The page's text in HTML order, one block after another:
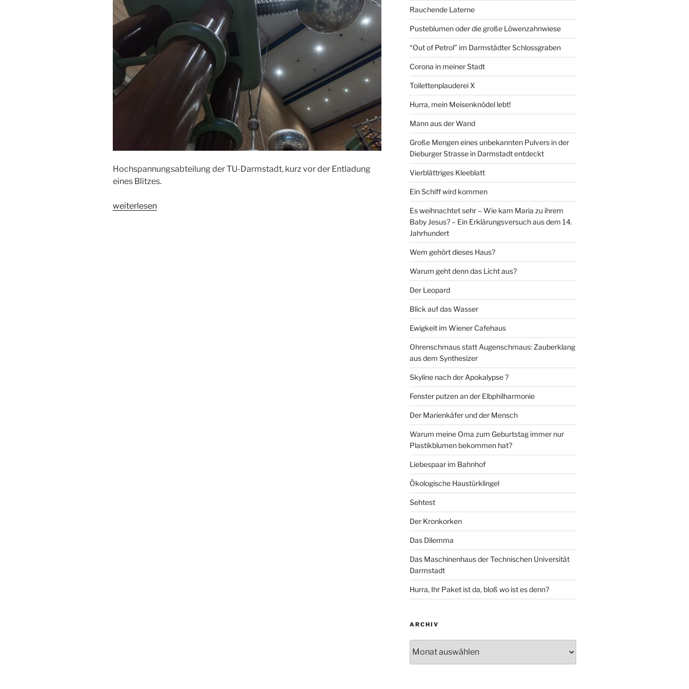
Hochspannungsabteilung der TU-Darmstadt, kurz vor der Entladung
eines Blitzes.
„Hochspannung
weiterlesen
Rauchende Laterne
Pusteblumen oder die große Löwenzahnwiese
“Out of Petrol” im Darmstädter Schlossgraben
Corona in meiner Stadt
Toilettenplauderei X
Hurra, mein Meisenknödel lebt!
Mann aus der Wand
Große Mengen eines unbekannten Pulvers in der
Dieburger Strasse in Darmstadt entdeckt
Vierblättriges Kleeblatt
Ein Schiff wird kommen
Es weihnachtet sehr – Wie kam Maria zu ihrem
Baby Jesus? – Ein Erklärungsversuch aus dem 14.
Jahrhundert
Wem gehört dieses Haus?
Warum geht denn das Licht aus?
Der Leopard
Blick auf das Wasser
Ewigkeit im Wiener Cafehaus
Ohrenschmaus statt Augenschmaus: Zauberklang
aus dem Synthesizer
Skyline nach der Apokalypse ?
Fenster putzen an der Elbphilharmonie
Der Marienkäfer und der Mensch
Warum meine Oma zum Geburtstag immer nur
Plastikblumen bekommen hat?
Liebespaar im Bahnhof
Ökologische Haustürklingel
Sehtest
Der Kronkorken
Das Dilemma
Das Maschinenhaus der Technischen Universität
Darmstadt
Hurra, Ihr Paket ist da, bloß wo ist es denn?
ARCHIV